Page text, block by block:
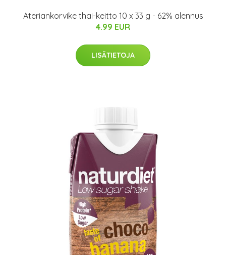
Ateriankorvike thai-keitto 10 x 33 g - 62% alennus
4.99 EUR
LISÄTIETOJA